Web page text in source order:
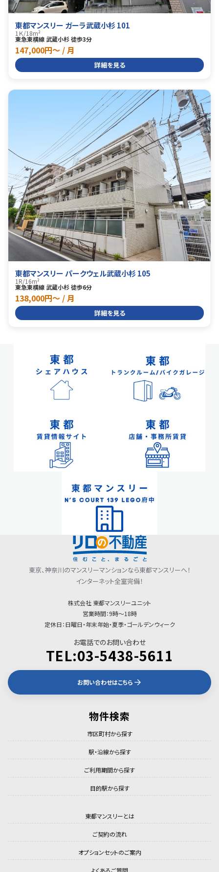
東都マンスリー ガーラ武蔵小杉 101
1Ｋ/18m²
東急東横線 武蔵小杉 徒歩3分
147,000円〜 / 月
詳細を見る
東都マンスリー パークウェル武蔵小杉 105
1R/16m²
東急東横線 武蔵小杉 徒歩6分
138,000円〜 / 月
詳細を見る
東京、神奈川のマンスリーマンションなら東都マンスリーへ！
インターネット全室完備！
株式会社 東都マンスリーユニット
営業時間：9時〜18時
定休日：日曜日・年末年始・夏季・ゴールデンウィーク
お電話でのお問い合わせ
TEL:03-5438-5611
お問い合わせはこちら
物件検索
市区町村から探す
駅・沿線から探す
ご利用期間から探す
目的駅から探す
東都マンスリーとは
ご契約の流れ
オプションセットのご案内